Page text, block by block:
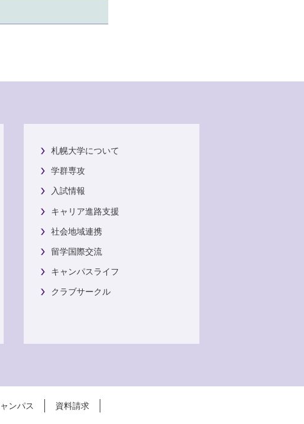
札幌大学について
学群専攻
入試情報
キャリア進路支援
社会地域連携
留学国際交流
キャンパスライフ
クラブサークル
ンパス 資料請求